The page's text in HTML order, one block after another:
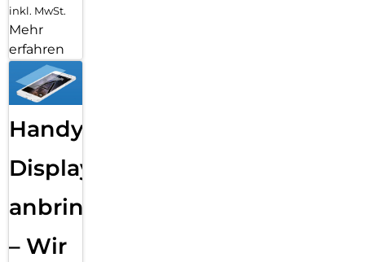
inkl. MwSt.
Mehr
erfahren
Handy
Displayfolie
anbringen
– Wir